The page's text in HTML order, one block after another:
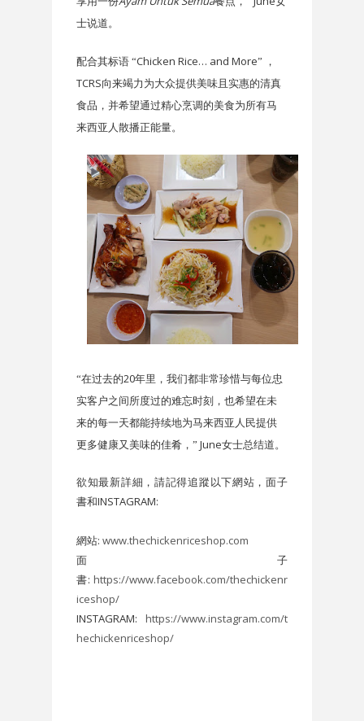
士说道。
配合其标语 “Chicken Rice… and More” ，
TCRS向来竭力为大众提供美味且实惠的清真
食品，并希望通过精心烹调的美食为所有马
来西亚人散播正能量。
“在过去的20年里，我们都非常珍惜与每位忠
实客户之间所度过的难忘时刻，也希望在未
来的每一天都能持续地为马来西亚人民提供
更多健康又美味的佳肴，” June女士总结道。
欲知最新詳細，請記得追蹤以下網站，面子
書和INSTAGRAM:
網站: www.thechickenriceshop.com
面子
書: https://www.facebook.com/thechickenr
iceshop/
INSTAGRAM: https://www.instagram.com/t
hechickenriceshop/